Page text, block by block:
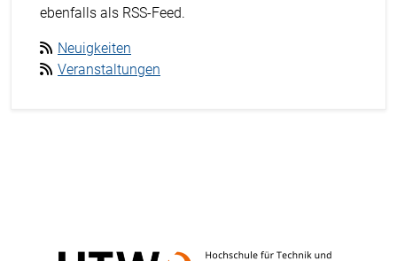
ebenfalls als RSS-Feed.
Neuigkeiten
Veranstaltungen